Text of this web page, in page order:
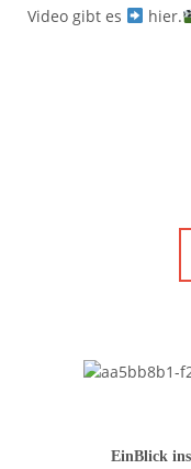
Video gibt es
hier.
EinBlick